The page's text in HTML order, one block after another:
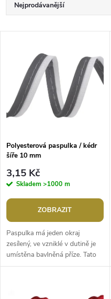
Ř
a
n
p
r
o
d
u
Nejprodávanější
Abecedně
p
i
s
p
r
o
d
u
Polyesterová paspulka / kédr
šíře 10 mm
3,15 Kč
Skladem >1000 m
ZOBRAZIT
Paspulka má jeden okraj
zesílený, ve vzniklé v dutině je
umístěna bavlněná příze. Tato
lemovací stuha se používá ke